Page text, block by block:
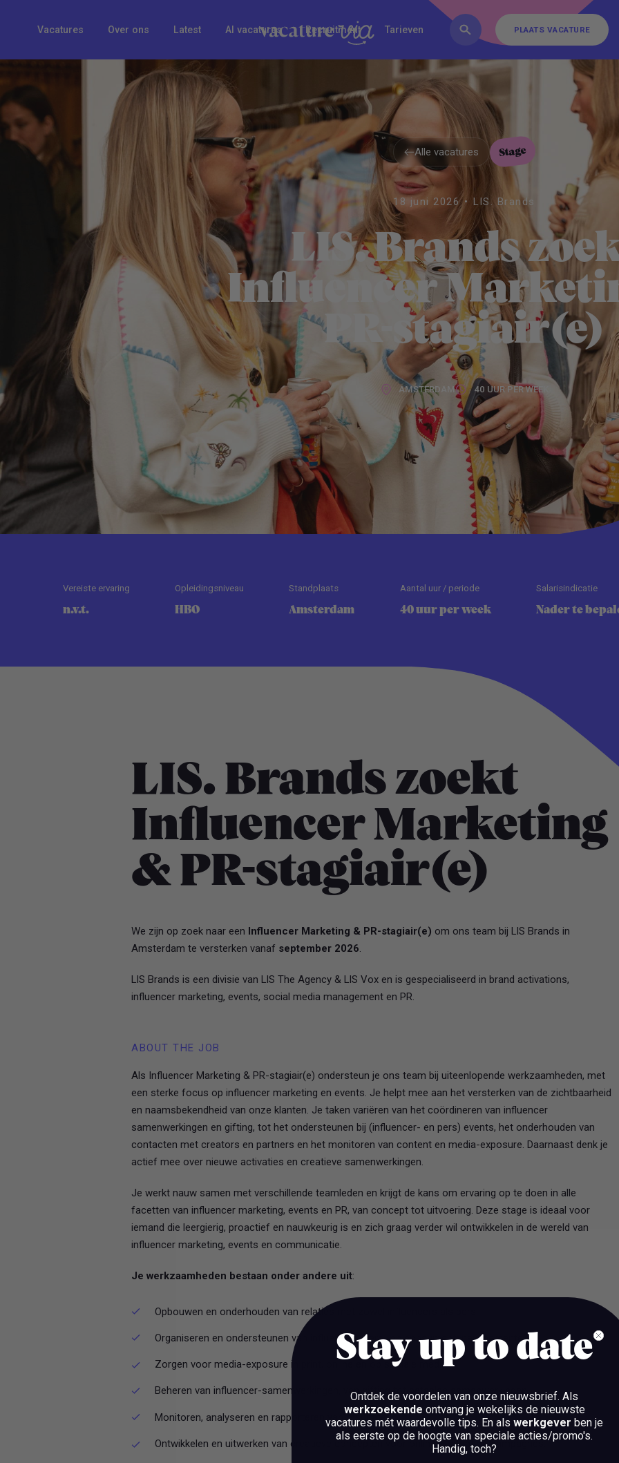
FAQ Inschrijven Contact
Vacatures Over ons Latest AI vacatures Recruitment Tarieven PLAATS VACATURE
PLAATS VACATURE
Alle vacatures
Alle vacatures
Stage
18 juni 2026 • LIS. Brands
LIS. Brands
Influencer
PR-stagiair(e)
AMSTERDAM 40 UUR PER WEEK
Vereiste ervaring
n.v.t.
Opleidingsniveau
HBO
Standplaats
Amsterdam
Aantal uur / periode
40 uur per week
Salarisindicatie
Nader te
LIS. Brands zoekt
Influencer Marketing
& PR-stagiair(e)
We zijn op zoek naar een Influencer Marketing & PR-stagiair(e) om ons team bij LIS Brands in
Amsterdam te versterken vanaf september 2026.
LIS Brands is een divisie van LIS The Agency & LIS Vox en is gespecialiseerd in brand activations,
influencer marketing, events, social media management en PR.
ABOUT THE JOB
Als Influencer Marketing & PR-stagiair(e) ondersteun je ons team bij uiteenlopende werkzaamheden, met
een sterke focus op influencer marketing en events. Je helpt mee aan het versterken van de zichtbaarheid
en naamsbekendheid van onze klanten. Je taken variëren van het coördineren van influencer
samenwerkingen en gifting, tot het ondersteunen bij (influencer- en pers) events, het onderhouden van
contacten met creators en partners en het monitoren van content en media-exposure. Daarnaast denk je
actief mee over nieuwe activaties en creatieve samenwerkingen.
Je werkt nauw samen met verschillende teamleden en krijgt de kans om ervaring op te doen in alle
facetten van influencer marketing, events en PR, van concept tot uitvoering. Deze stage is ideaal voor
iemand die leergierig, proactief en nauwkeurig is en zich graag verder wil ontwikkelen in de wereld van
influencer marketing, events en communicatie.
Je werkzaamheden bestaan onder andere uit:
Opbouwen en onderhouden van relaties met zowel influencers als pers
Organiseren en ondersteunen van influencer-, pers- en consumentenevenementen
Zorgen voor media-exposure in print, online en op sociale media
Beheren van influencer-samenwerkingen, van gifting tot betaalde samenwerkingen
Monitoren, analyseren en rapporteren van resultaten
Ontwikkelen en uitwerken van creatieve concepten voor online content en campagnes.
Stay up to date
Ontdek de voordelen van onze nieuwsbrief. Als
werkzoekende ontvang je wekelijks de nieuwste
vacatures mét waardevolle tips. En als werkgever ben je
als eerste op de hoogte van speciale acties/promo's.
Handig, toch?